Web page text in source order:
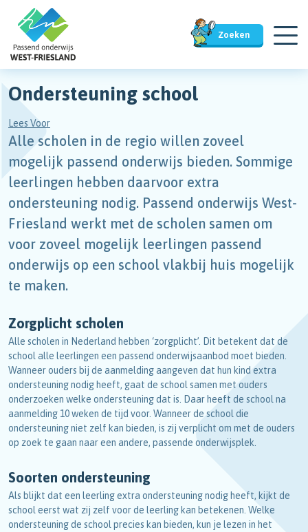
Zoeken
Ondersteuning school
Lees Voor
Alle scholen in de regio willen zoveel
mogelijk passend onderwijs bieden. Sommige
leerlingen hebben daarvoor extra
ondersteuning nodig. Passend onderwijs West-
Friesland werkt met de scholen samen om
voor zoveel mogelijk leerlingen passend
onderwijs op een school vlakbij huis mogelijk
te maken.
Zorgplicht scholen
Alle scholen in Nederland hebben ‘zorgplicht’. Dit betekent dat de
school alle leerlingen een passend onderwijsaanbod moet bieden.
Wanneer ouders bij de aanmelding aangeven dat hun kind extra
ondersteuning nodig heeft, gaat de school samen met ouders
onderzoeken welke ondersteuning dat is. Daar heeft de school na
aanmelding 10 weken de tijd voor. Wanneer de school die
ondersteuning niet zelf kan bieden, is zij verplicht om met de ouders
op zoek te gaan naar een andere, passende onderwijsplek.
Soorten ondersteuning
Als blijkt dat een leerling extra ondersteuning nodig heeft, kijkt de
school eerst wat zij zelf voor de leerling kan betekenen. Welke
ondersteuning de school precies kan bieden, kun je lezen in het